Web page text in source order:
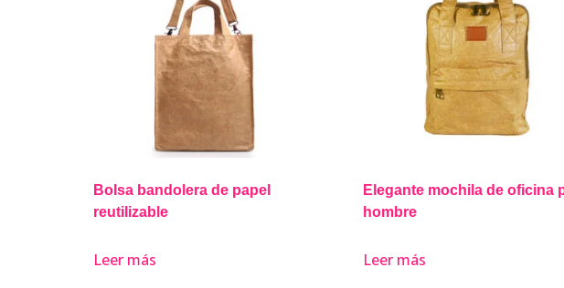
Bolsa bandolera de papel
reutilizable
Leer más
Elegante mochila de oficina
hombre
Leer más